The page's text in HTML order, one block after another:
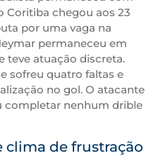
Coritiba chegou aos 23
por uma vaga na
permaneceu em
teve atuação discreta.
sofreu quatro faltas e
no gol. O atacante
completar nenhum drible
clima de frustração